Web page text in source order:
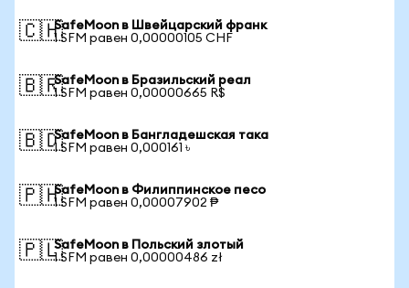
🇨🇭SafeMoon в Швейцарский франк
1 SFM равен 0,00000105 CHF
🇧🇷SafeMoon в Бразильский реал
1 SFM равен 0,00000665 R$
🇧🇩SafeMoon в Бангладешская така
1 SFM равен 0,000161 ৳
🇵🇭SafeMoon в Филиппинское песо
1 SFM равен 0,00007902 ₱
🇵🇱SafeMoon в Польский злотый
1 SFM равен 0,00000486 zł